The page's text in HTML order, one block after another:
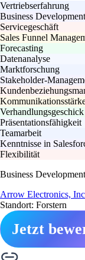
Vertriebserfahrung
Business Development
Servicegeschäft
Sales Funnel
Forecasting
Datenanalyse
Marktforschung
Stakeholder-
Verhandlungsgeschick
Präsentationsfähigkeit
Teamarbeit
Kenntnisse in
Flexibilität
Business
Arrow Electronics,
Standort: Forstern
Jetzt